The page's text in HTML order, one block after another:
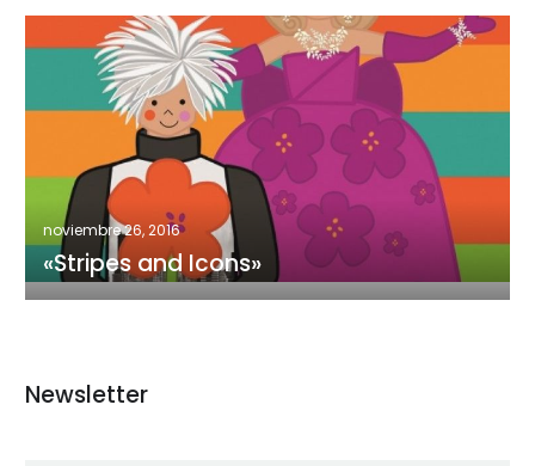
and
noviembre 26, 2016
«Stripes and Icons»
Newsletter